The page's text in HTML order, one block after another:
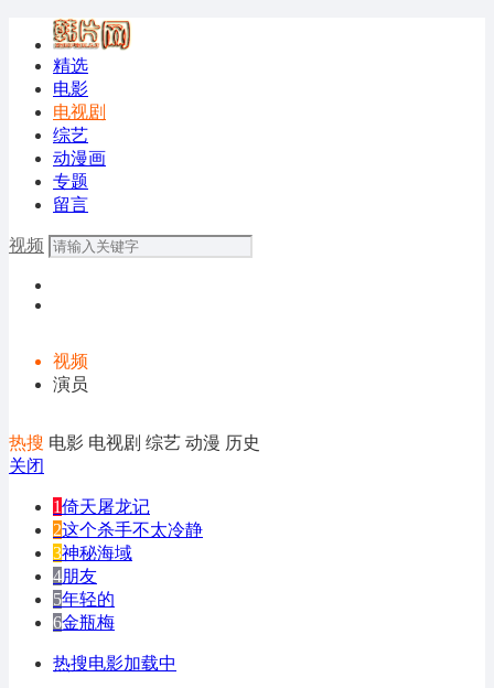
精选
电影
电视剧
综艺
动漫画
专题
留言
视频
视频
演员
热搜 电影 电视剧 综艺 动漫 历史
关闭
1倚天屠龙记
2这个杀手不太冷静
3神秘海域
4朋友
5年轻的
6金瓶梅
热搜电影加载中